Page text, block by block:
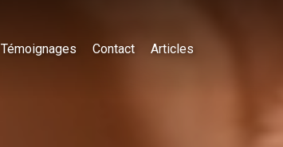
Témoignages Contact Articles